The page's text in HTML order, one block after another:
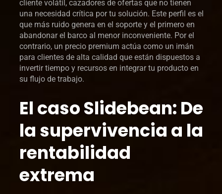
cliente volátil, cazadores de ofertas que no tienen
una necesidad crítica por tu solución. Este perfil es el
que más ruido genera en el soporte y el primero en
abandonar el barco al menor inconveniente. Por el
contrario, un precio premium actúa como un imán
para clientes de alta calidad que están dispuestos a
invertir tiempo y recursos en integrar tu producto en
su flujo de trabajo.
El caso Slidebean: De
la supervivencia a la
rentabilidad
extrema